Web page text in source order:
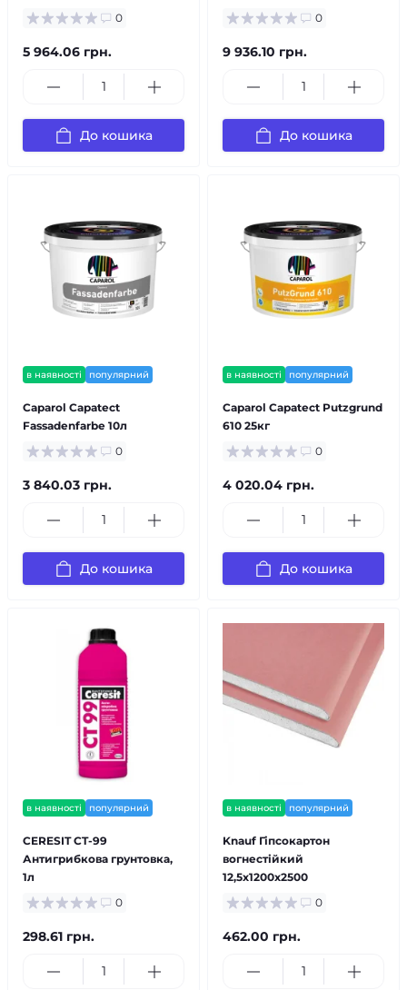
0
5 964.06 грн.
До кошика
0
9 936.10 грн.
До кошика
в наявності популярний
Caparol Capatect
Fassadenfarbe 10л
0
3 840.03 грн.
До кошика
в наявності популярний
Caparol Capatect Putzgrund
610 25кг
0
4 020.04 грн.
До кошика
в наявності популярний
CERESIT CT-99
Антигрибкова грунтовка,
1л
0
298.61 грн.
в наявності популярний
Knauf Гіпсокартон
вогнестійкий
12,5х1200х2500
0
462.00 грн.